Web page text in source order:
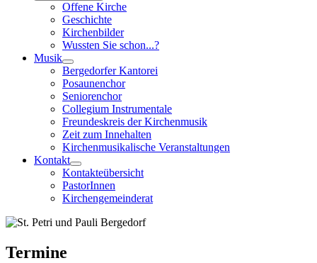
Offene Kirche
Geschichte
Kirchenbilder
Wussten Sie schon...?
Musik
Bergedorfer Kantorei
Posaunenchor
Seniorenchor
Collegium Instrumentale
Freundeskreis der Kirchenmusik
Zeit zum Innehalten
Kirchenmusikalische Veranstaltungen
Kontakt
Kontakteübersicht
PastorInnen
Kirchengemeinderat
Termine